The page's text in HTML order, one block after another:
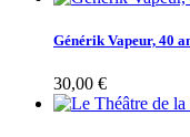
Générik Vapeur, 40
30,00 €